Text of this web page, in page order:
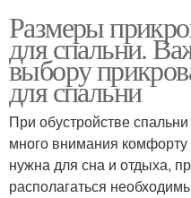
Размеры
для спальни.
выбору
для спальни
При обустройстве
много внимания
нужна для сна и отдыха,
располагаться